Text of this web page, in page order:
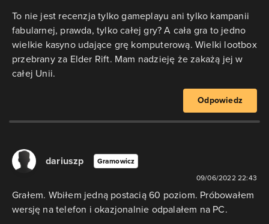
To nie jest recenzja tylko gameplayu ani tylko kampanii
fabularnej, prawda, tylko całej gry? A cała gra to jedno
wielkie kasyno udające grę komputerową. Wielki lootbox
przebrany za Elder Rift. Mam nadzieję że zakażą jej w
całej Unii.
Odpowiedz
dariuszp Gramowicz
09/06/2022 22:43
Grałem. Wbiłem jedną postacią 60 poziom. Próbowałem
wersję na telefon i okazjonalnie odpalałem na PC.